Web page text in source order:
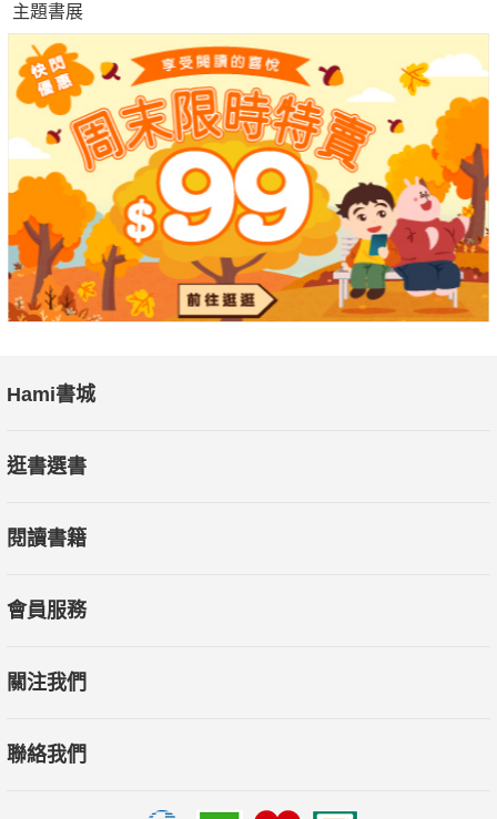
主題書展
Hami書城
逛書選書
閱讀書籍
會員服務
關注我們
聯絡我們